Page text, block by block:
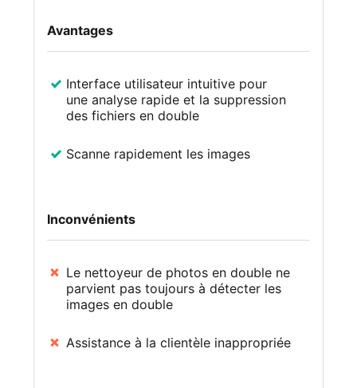
Avantages
Interface utilisateur intuitive pour
une analyse rapide et la suppression
des fichiers en double
Scanne rapidement les images
Inconvénients
Le nettoyeur de photos en double ne
parvient pas toujours à détecter les
images en double
Assistance à la clientèle inappropriée